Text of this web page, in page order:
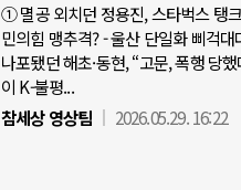
① 멸공 외치던 정용진, 스타벅스 탱
민의힘 맹추격? - 울산 단일화 삐걱
나포됐던 해초·동현, “고문, 폭행 당
이 K-불평...
참세상 영상팀
2026.05.29. 16:22